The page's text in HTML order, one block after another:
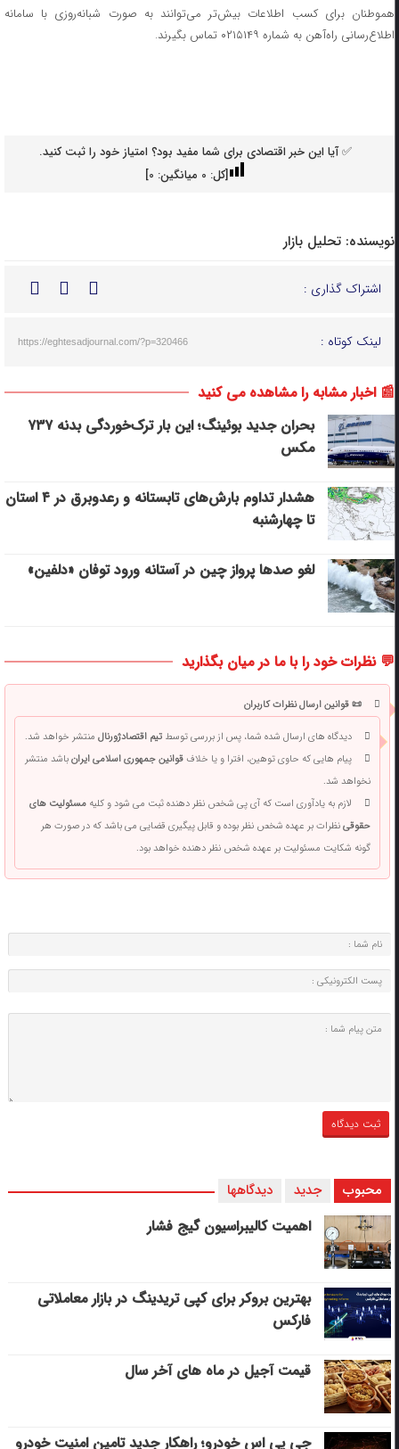
هموطنان برای کسب اطلاعات بیش‌تر می‌توانند به صورت شبانه‌روزی با سامانه
اطلاع‌رسانی راه‌آهن به شماره ۰۲۱۵۱۴۹ تماس بگیرند.
✅ آیا این خبر اقتصادی برای شما مفید بود؟ امتیاز خود را ثبت کنید.
[کل: 0میانگین: 0
]
نویسنده: تحلیل بازار
اشتراک گذاری :
لینک کوتاه : https://eghtesadjournal.com/?p=320466
📰 اخبار مشابه را مشاهده می کنید
بحران جدید بوئینگ؛ این بار ترک‌خوردگی بدنه ۷۳۷
مکس
هشدار تداوم بارش‌های تابستانه و رعدوبرق در ۴ استان
تا چهارشنبه
لغو صدها پرواز چین در آستانه ورود توفان «دلفین»
💬 نظرات خود را با ما در میان بگذارید
📜 قوانین ارسال نظرات کاربران
دیدگاه های ارسال شده شما، پس از بررسی توسطتیم اقتصادژورنالمنتشر خواهد شد.
پیام هایی که حاوی توهین، افترا و یا خلافقوانین جمهوری اسلامی ایرانباشد منتشر
نخواهد شد.
لازم به یادآوری است که آی پی شخص نظر دهنده ثبت می شود و کلیهمسئولیت های
حقوقینظرات بر عهده شخص نظر بوده و قابل پیگیری قضایی می باشد که در صورت هر
گونه شکایت مسئولیت بر عهده شخص نظر دهنده خواهد بود.
محبوب جدید دیدگاهها
اهمیت کالیبراسیون گیج فشار
بهترین بروکر برای کپی‌ تریدینگ در بازار معاملاتی
فارکس
قیمت آجیل در ماه های آخر سال
جی پی اس خودرو؛ راهکار جدید تامین امنیت خودرو